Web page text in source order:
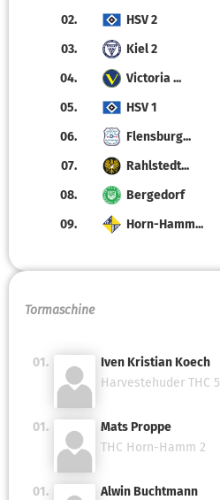
02.
HSV 2
03.
Kiel 2
04.
Victoria ...
05.
HSV 1
06.
Flensburg...
07.
Rahlstedt...
08.
Bergedorf
09.
Horn-Hamm...
Tormaschine
01.
Iven Kristian Koech
Harvestehuder THC 5
01.
Mats Proppe
THC Horn-Hamm 2
01.
Alwin Buchtmann